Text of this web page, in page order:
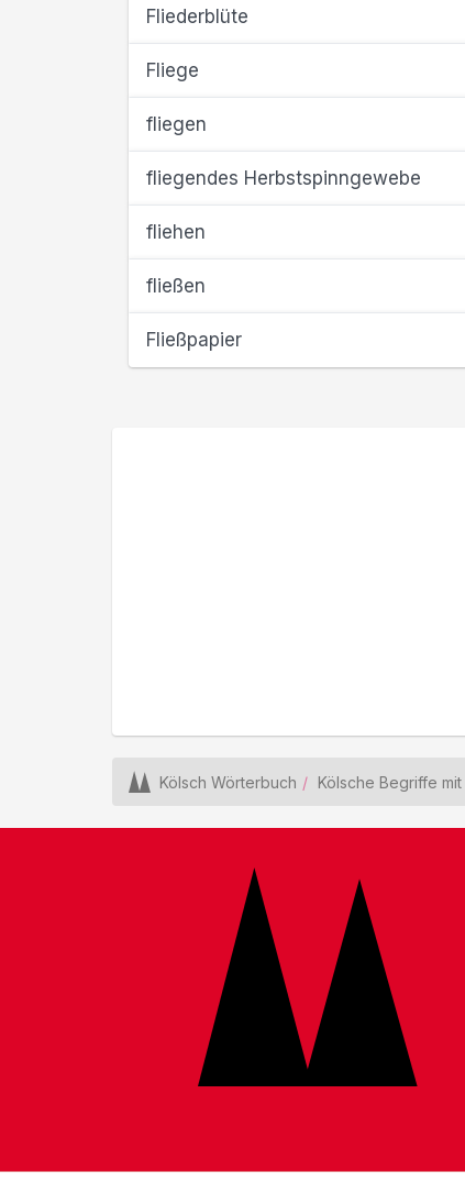
Fliederblüte
Fliege
fliegen
fliegendes Herbstspinngewebe
fliehen
fließen
Fließpapier
Kölsch Wörterbuch Kölsche Begriffe mit